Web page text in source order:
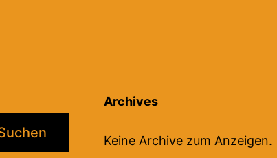
Archives
Keine Archive zum Anzeigen.